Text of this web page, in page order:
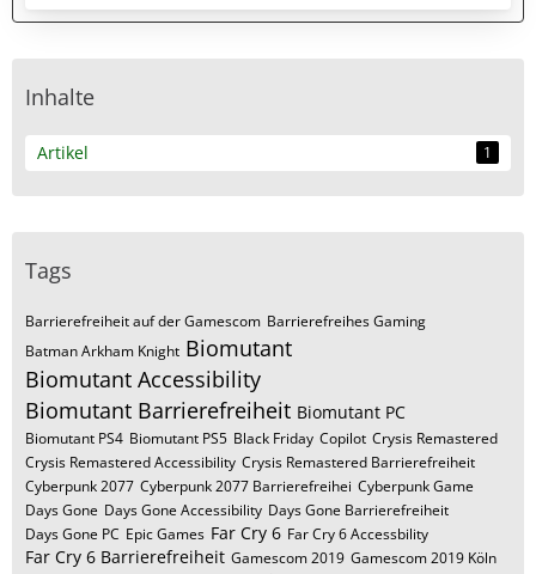
Inhalte
Artikel 1
Tags
Barrierefreiheit auf der Gamescom Barrierefreihes Gaming
Batman Arkham Knight Biomutant
Biomutant Accessibility
Biomutant Barrierefreiheit Biomutant PC
Biomutant PS4 Biomutant PS5 Black Friday Copilot Crysis Remastered
Crysis Remastered Accessibility Crysis Remastered Barrierefreiheit
Cyberpunk 2077 Cyberpunk 2077 Barrierefreihei Cyberpunk Game
Days Gone Days Gone Accessibility Days Gone Barrierefreiheit
Days Gone PC Epic Games Far Cry 6 Far Cry 6 Accessbility
Far Cry 6 Barrierefreiheit Gamescom 2019 Gamescom 2019 Köln